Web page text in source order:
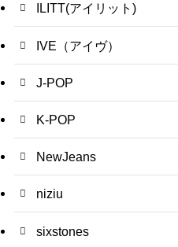
ILITT(アイリット)
IVE（アイヴ）
J-POP
K-POP
NewJeans
niziu
sixstones